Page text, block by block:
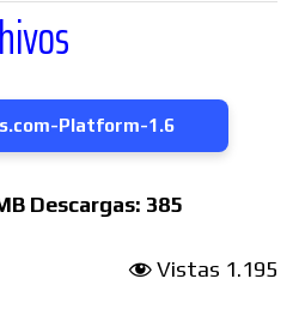
Platform-1.6
Descargas: 385
Vistas 1.195